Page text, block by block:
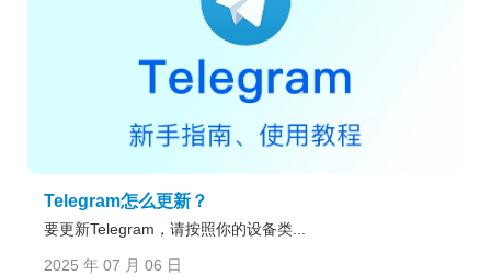
Telegram怎么更新？
要更新Telegram，请按照你的设备类...
2025 年 07 月 06 日